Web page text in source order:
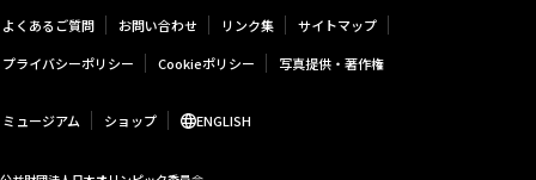
よくあるご質問 お問い合わせ リンク集
サイトマップ
プライバシーポリシー
Cookieポリシー 写真提供・著作権
ミュージアム ショップ ENGLISH